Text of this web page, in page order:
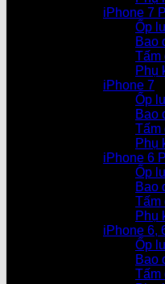
iPhone 7
Ốp
Bao
Tấm
Phụ
iPhone 7
Ốp
Bao
Tấm
Phụ
iPhone 6
Ốp
Bao
Tấm
Phụ
iPhone 6,
Ốp
Bao
Tấm